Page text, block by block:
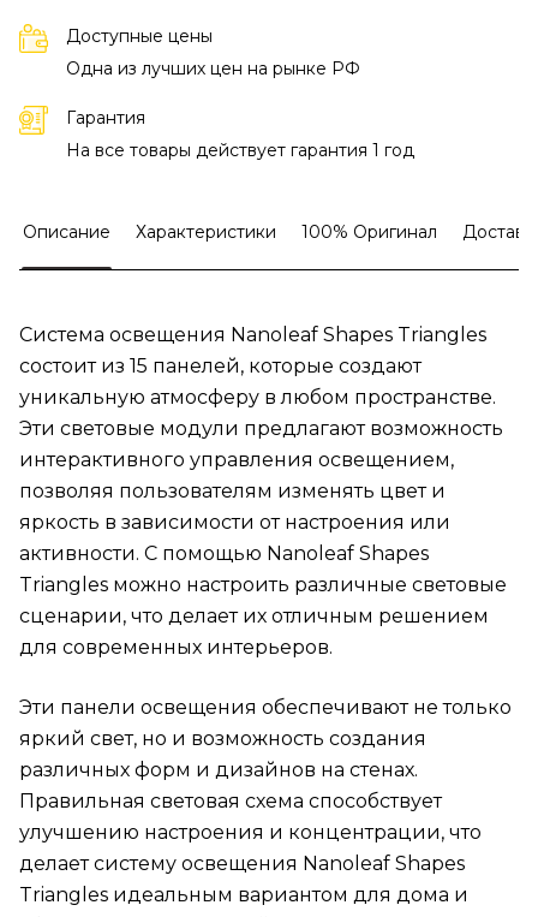
Доступные цены
Одна из лучших цен на рынке РФ
Гарантия
На все товары действует гарантия 1 год
Описание Характеристики 100% Оригинал
Система освещения Nanoleaf Shapes Triangles
состоит из 15 панелей, которые создают
уникальную атмосферу в любом пространстве.
Эти световые модули предлагают возможность
интерактивного управления освещением,
позволяя пользователям изменять цвет и
яркость в зависимости от настроения или
активности. С помощью Nanoleaf Shapes
Triangles можно настроить различные световые
сценарии, что делает их отличным решением
для современных интерьеров.
Эти панели освещения обеспечивают не только
яркий свет, но и возможность создания
различных форм и дизайнов на стенах.
Правильная световая схема способствует
улучшению настроения и концентрации, что
делает систему освещения Nanoleaf Shapes
Triangles идеальным вариантом для дома и